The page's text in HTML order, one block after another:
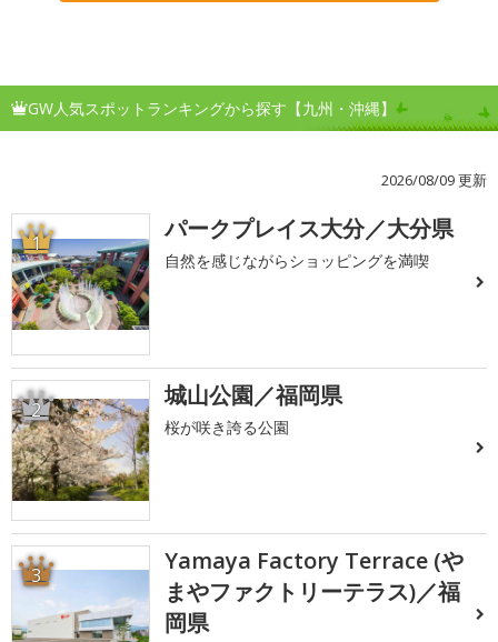
GW人気スポットランキングから探す【九州・沖縄】
2026/08/09 更新
1 パークプレイス大分／大分県
自然を感じながらショッピングを満喫
2 城山公園／福岡県
桜が咲き誇る公園
3
Yamaya Factory Terrace (や
まやファクトリーテラス)／福
岡県